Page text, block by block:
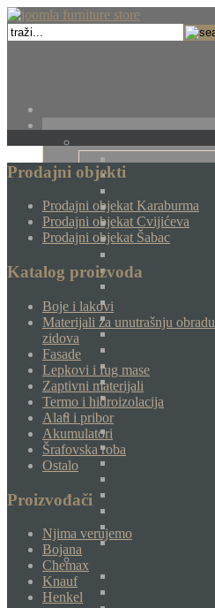
Prodajni objekti
Prodajni objekat Karaburma
Prodajni objekat Cvijićeva
Prodajni objekat Šabac
Katalog proizvoda
Boje i lakovi
Materijali za unutrašnju obradu
zidova
Fasade
Lepkovi i fug mase
Zaptivni materijali
Termo i hidroizolacija
Alati i pribor
Akumulatori
Šrafovska roba
Ostalo
Proizvođači
Njima verujemo
Bojana
Chemax
Knauf
Henkel